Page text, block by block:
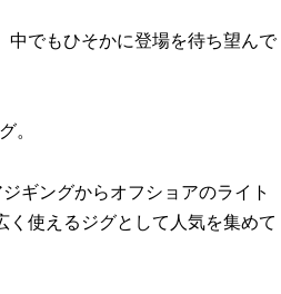
中でもひそかに登場を待ち望んで
。
ギングからオフショアのライト
く使えるジグとして人気を集めて